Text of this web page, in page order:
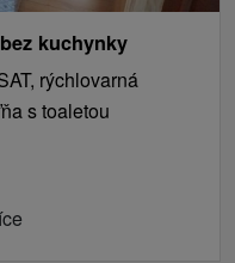
kuchynky
rýchlovarná
s toaletou